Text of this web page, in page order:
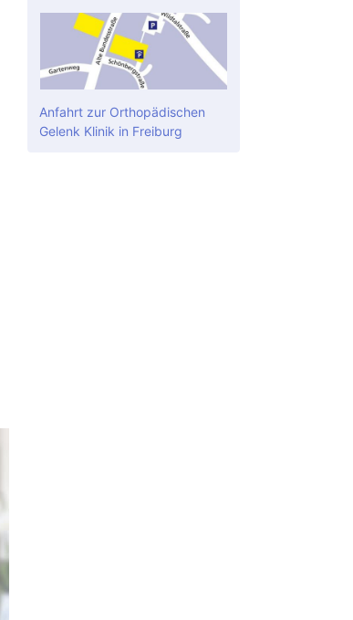
Anfahrt zur Orthopädischen
Gelenk Klinik in Freiburg